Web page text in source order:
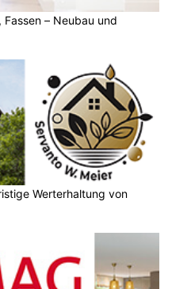
Fassen – Neubau und
Werterhaltung von